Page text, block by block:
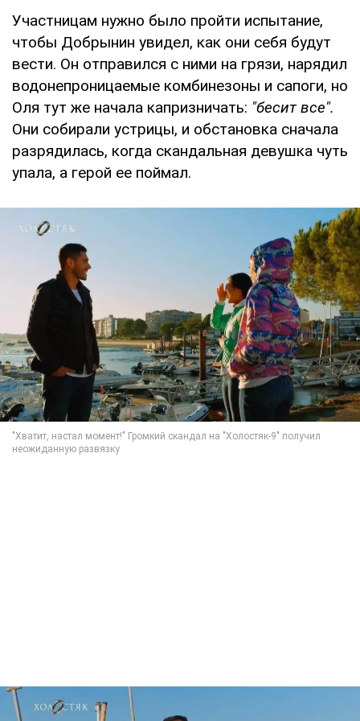
Участницам нужно было пройти испытание,
чтобы Добрынин увидел, как они себя будут
вести. Он отправился с ними на грязи, нарядил
водонепроницаемые комбинезоны и сапоги, но
Оля тут же начала капризничать: "бесит все".
Они собирали устрицы, и обстановка сначала
разрядилась, когда скандальная девушка чуть
упала, а герой ее поймал.